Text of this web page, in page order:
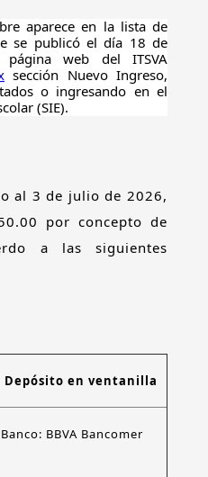
aparece en la lista de
se publicó el día 18 de
web del ITSVA
sección Nuevo Ingreso,
o ingresando en el
(SIE).
al 3 de julio de 2026,
por concepto de
a las siguientes
Depósito en ventanilla
Banco: BBVA Bancomer